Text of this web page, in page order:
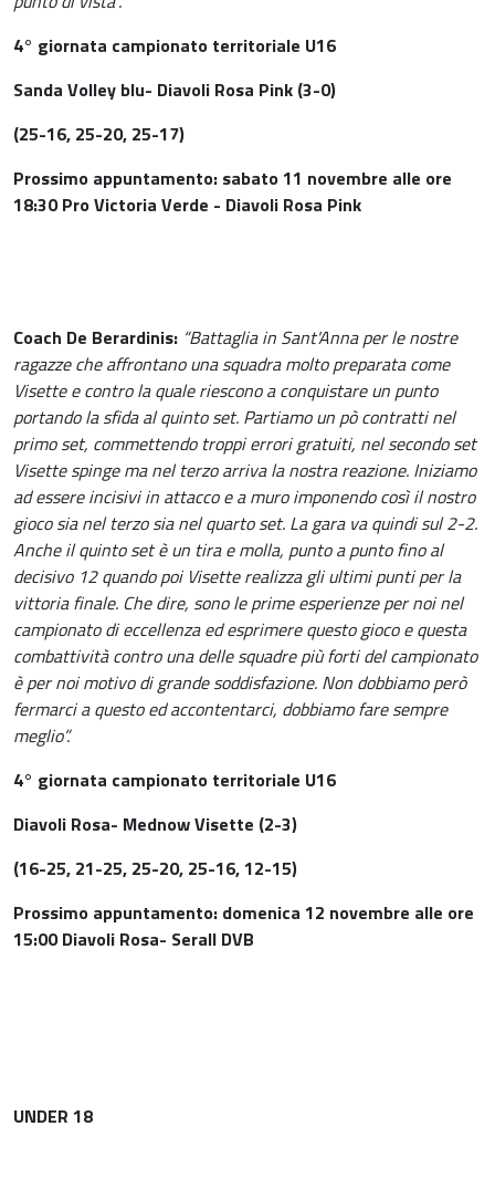
4° giornata campionato territoriale U16
Sanda Volley blu- Diavoli Rosa Pink (3-0)
(25-16, 25-20, 25-17)
Prossimo appuntamento: sabato 11 novembre alle ore
18:30 Pro Victoria Verde - Diavoli Rosa Pink
Coach De Berardinis: “Battaglia in Sant'Anna per le nostre
ragazze che affrontano una squadra molto preparata come
Visette e contro la quale riescono a conquistare un punto
portando la sfida al quinto set. Partiamo un pò contratti nel
primo set, commettendo troppi errori gratuiti, nel secondo set
Visette spinge ma nel terzo arriva la nostra reazione. Iniziamo
ad essere incisivi in attacco e a muro imponendo così il nostro
gioco sia nel terzo sia nel quarto set. La gara va quindi sul 2-2.
Anche il quinto set è un tira e molla, punto a punto fino al
decisivo 12 quando poi Visette realizza gli ultimi punti per la
vittoria finale. Che dire, sono le prime esperienze per noi nel
campionato di eccellenza ed esprimere questo gioco e questa
combattività contro una delle squadre più forti del campionato
è per noi motivo di grande soddisfazione. Non dobbiamo però
fermarci a questo ed accontentarci, dobbiamo fare sempre
meglio”.
4° giornata campionato territoriale U16
Diavoli Rosa- Mednow Visette (2-3)
(16-25, 21-25, 25-20, 25-16, 12-15)
Prossimo appuntamento: domenica 12 novembre alle ore
15:00 Diavoli Rosa- Serall DVB
UNDER 18